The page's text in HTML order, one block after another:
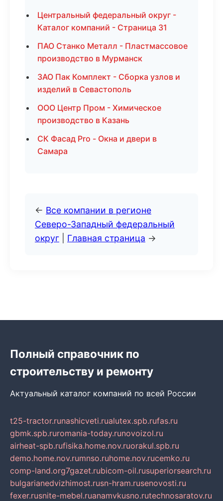
Центральный федеральный округ -
Каталог компаний - Страница 31
ПАО Станко Металл - Пластмассовое
производство в Мурманск
ЗАО Пак Комплект - Сборка узлов и
изделий в Севастополь
ООО Центр Пром - Химическое
производство в Казань
СК Фасад Pro - Окна и двери в
Самара
← Все компании в регионе
Северо-Западный федеральный
округ
Главная страница →
Полный справочник по
строительству и ремонту
Актуальный каталог компаний по всей России
t25-tractor.runashicveti.rualutex.spb.rufas.ru
gbmk.spb.ruromania-today.runovoizol.ru
airheat-spb.rufisika.home.nov.ruorakul.spb.ru
demo.home.nov.rumnso.ruhome.nov.rucemko.ru
comp-land.org7gazet.rubicom-oil.rusuperiorsearch.ru
bulgarianedvizhimost.rusn-hram.rusenovosti.ru
fexer.rusnite-mebel.ruanamvkusno.rutechnosaratov.ru